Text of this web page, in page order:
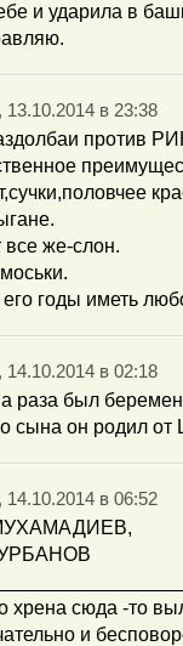
и ударила в
13.10.2014 в 23:38
против
все же-слон.
годы иметь
14.10.2014 в 02:18
раза был
сына он родил
14.10.2014 в 06:52
хрена сюда -то
и